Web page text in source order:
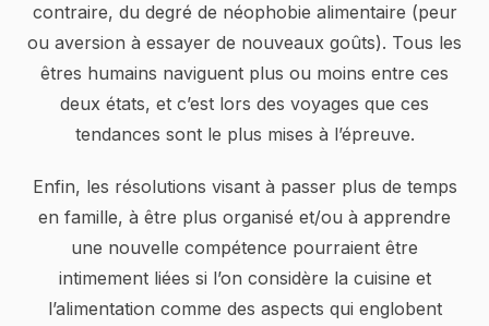
contraire, du degré de néophobie alimentaire (peur
ou aversion à essayer de nouveaux goûts). Tous les
êtres humains naviguent plus ou moins entre ces
deux états, et c’est lors des voyages que ces
tendances sont le plus mises à l’épreuve.
Enfin, les résolutions visant à passer plus de temps
en famille, à être plus organisé et/ou à apprendre
une nouvelle compétence pourraient être
intimement liées si l’on considère la cuisine et
l’alimentation comme des aspects qui englobent